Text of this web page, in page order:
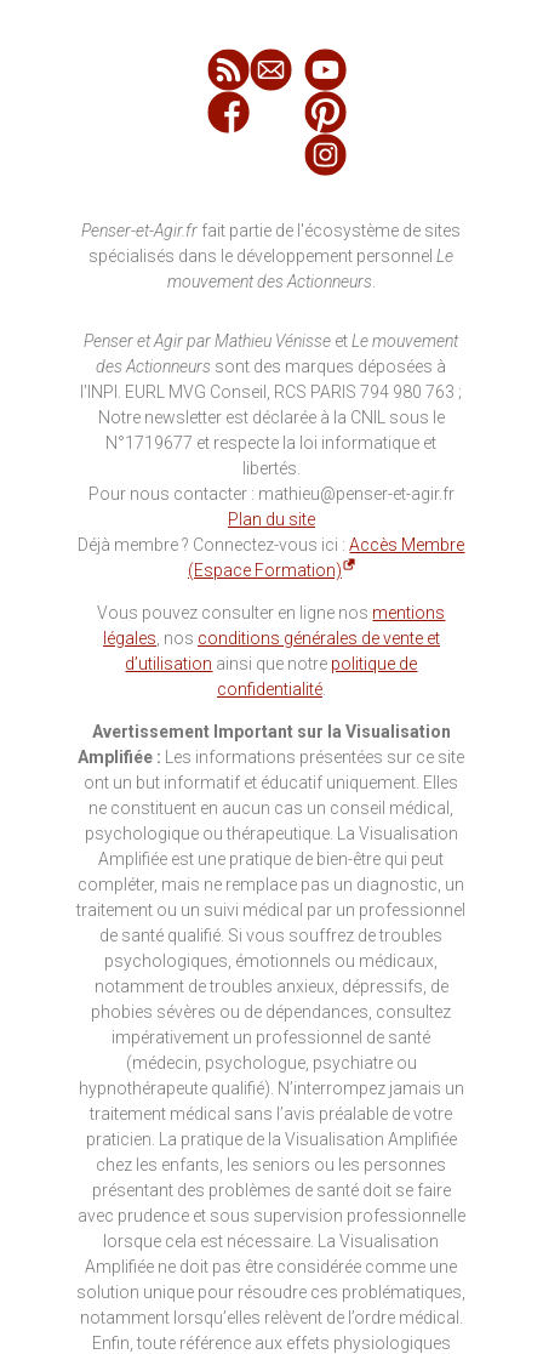
Penser-et-Agir.fr fait partie de l'écosystème de sites
spécialisés dans le développement personnelLe
mouvement des Actionneurs.
Penser et Agir par Mathieu Vénisse et Le mouvement
des Actionneurs sont des marques déposées à
l'INPI. EURL MVG Conseil, RCS PARIS 794 980 763 ;
Notre newsletter est déclarée à la CNIL sous le
N°1719677 et respecte la loi informatique et
libertés.
Pour nous contacter : mathieu@penser-et-agir.fr
Plan du site
Déjà membre ? Connectez-vous ici :Accès Membre
(Espace Formation)
Vous pouvez consulter en ligne nos mentions
légales , nos conditions générales de vente et
d’utilisation ainsi que notre politique de
confidentialité.
Avertissement Important sur la Visualisation
Amplifiée : Les informations présentées sur ce site
ont un but informatif et éducatif uniquement. Elles
ne constituent en aucun cas un conseil médical,
psychologique ou thérapeutique. La Visualisation
Amplifiée est une pratique de bien-être qui peut
compléter, mais ne remplace pas un diagnostic, un
traitement ou un suivi médical par un professionnel
de santé qualifié. Si vous souffrez de troubles
psychologiques, émotionnels ou médicaux,
notamment de troubles anxieux, dépressifs, de
phobies sévères ou de dépendances, consultez
impérativement un professionnel de santé
(médecin, psychologue, psychiatre ou
hypnothérapeute qualifié). N’interrompez jamais un
traitement médical sans l’avis préalable de votre
praticien. La pratique de la Visualisation Amplifiée
chez les enfants, les seniors ou les personnes
présentant des problèmes de santé doit se faire
avec prudence et sous supervision professionnelle
lorsque cela est nécessaire. La Visualisation
Amplifiée ne doit pas être considérée comme une
solution unique pour résoudre ces problématiques,
notamment lorsqu’elles relèvent de l’ordre médical.
Enfin, toute référence aux effets physiologiques